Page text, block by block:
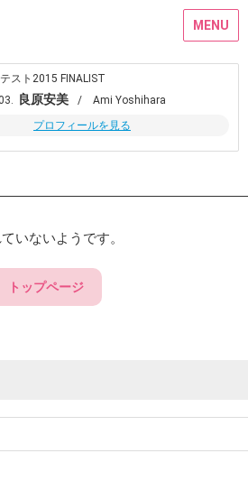
MENU
スト2015 FINALIST
良原安美
/ Ami Yoshihara
プロフィールを見る
いないようです。
トップページ